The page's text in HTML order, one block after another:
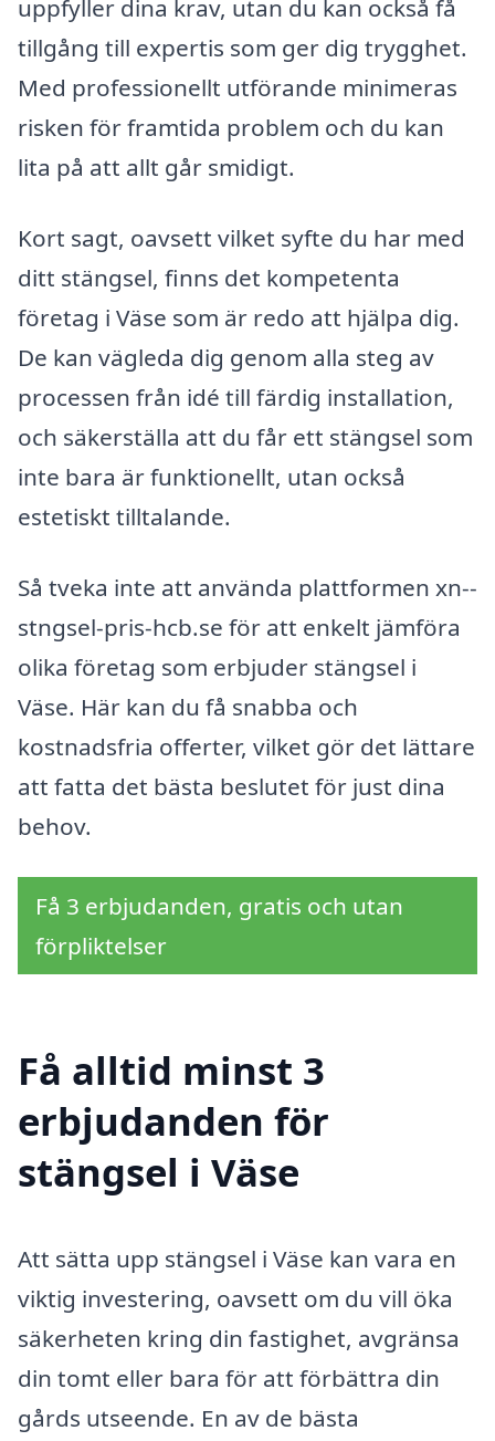
uppfyller dina krav, utan du kan också få
tillgång till expertis som ger dig trygghet.
Med professionellt utförande minimeras
risken för framtida problem och du kan
lita på att allt går smidigt.
Kort sagt, oavsett vilket syfte du har med
ditt stängsel, finns det kompetenta
företag i Väse som är redo att hjälpa dig.
De kan vägleda dig genom alla steg av
processen från idé till färdig installation,
och säkerställa att du får ett stängsel som
inte bara är funktionellt, utan också
estetiskt tilltalande.
Så tveka inte att använda plattformen xn--
stngsel-pris-hcb.se för att enkelt jämföra
olika företag som erbjuder stängsel i
Väse. Här kan du få snabba och
kostnadsfria offerter, vilket gör det lättare
att fatta det bästa beslutet för just dina
behov.
Få 3 erbjudanden, gratis och utan
förpliktelser
Få alltid minst 3
erbjudanden för
stängsel i Väse
Att sätta upp stängsel i Väse kan vara en
viktig investering, oavsett om du vill öka
säkerheten kring din fastighet, avgränsa
din tomt eller bara för att förbättra din
gårds utseende. En av de bästa